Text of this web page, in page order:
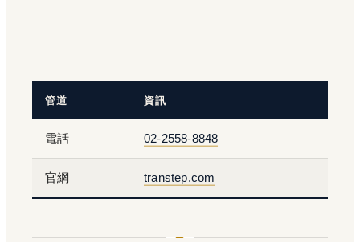
管道 資訊
電話 02-2558-8848
官網 transtep.com